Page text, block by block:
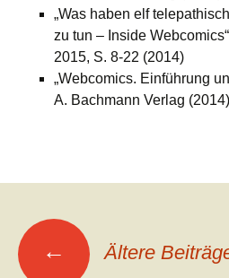
„Was haben elf
zu tun – Inside
2015, S. 8-22 (2014)
„Webcomics. Einführung
A. Bachmann Verlag (2014)
← Ältere